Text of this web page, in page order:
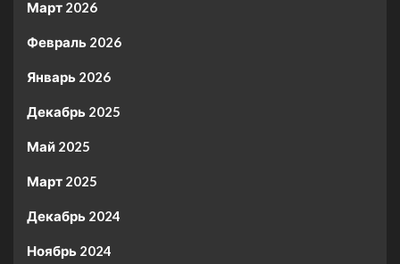
Март 2026
Февраль 2026
Январь 2026
Декабрь 2025
Май 2025
Март 2025
Декабрь 2024
Ноябрь 2024